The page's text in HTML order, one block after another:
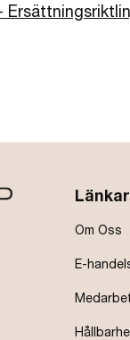
Länkar
Om Oss
E-